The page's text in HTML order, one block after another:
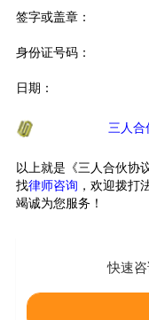
签字或盖章：
身份证号码：
日期：
三人合伙协议
以上就是《三人合伙协
找律师咨询 ，欢迎拨打
竭诚为您服务！
快速